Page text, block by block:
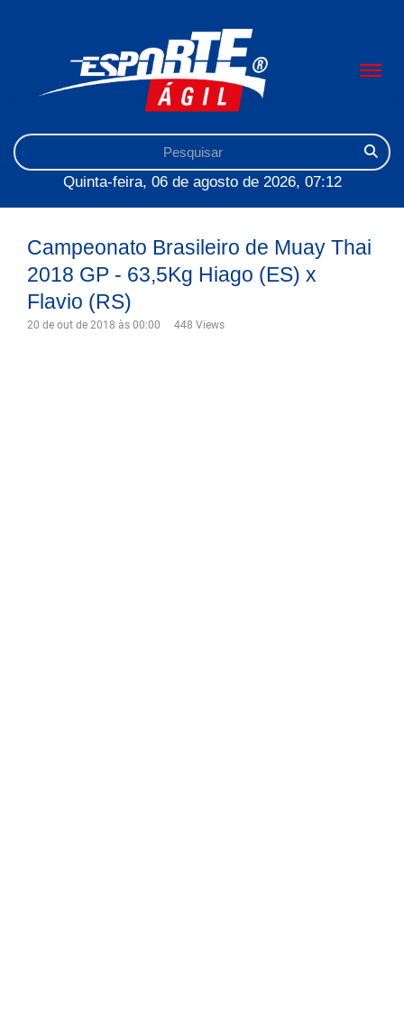
Quinta-feira, 06 de agosto de 2026, 07:12
Campeonato Brasileiro de Muay Thai
2018 GP - 63,5Kg Hiago (ES) x
Flavio (RS)
20 de out de 2018 às 00:00 448 Views